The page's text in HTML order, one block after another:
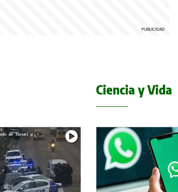
Ciencia y Vida